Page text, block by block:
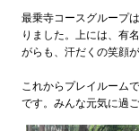
最乗寺コースグループ
りました。上には、有
がらも、汗だくの笑顔
これからプレイルーム
です。みんな元気に過